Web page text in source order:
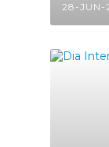
28-JUN-